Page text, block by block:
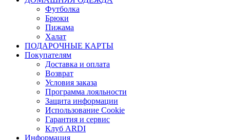
Футболка
Брюки
Пижама
Халат
ПОДАРОЧНЫЕ КАРТЫ
Покупателям
Доставка и оплата
Возврат
Условия заказа
Программа лояльности
Защита информации
Использование Cookie
Гарантия и сервис
Клуб ARDI
Информация